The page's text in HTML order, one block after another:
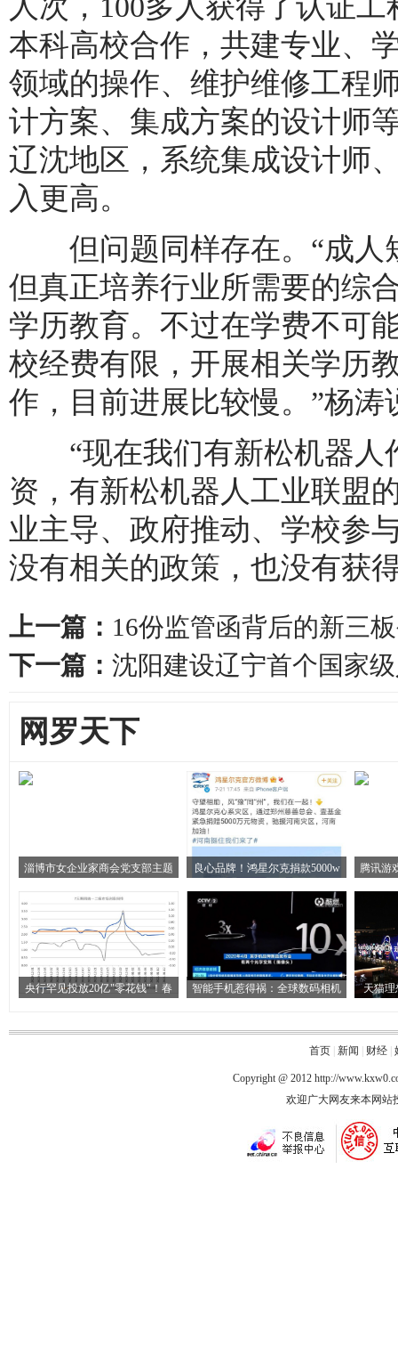
人次，100多人获得了认证
本科高校合作，共建专业、
领域的操作、维护维修工程
计方案、集成方案的设计师
辽沈地区，系统集成设计师
入更高。
但问题同样存在。“成人
但真正培养行业所需要的综
学历教育。不过在学费不可
校经费有限，开展相关学历
作，目前进展比较慢。”杨涛
“现在我们有新松机器人
资，有新松机器人工业联盟
业主导、政府推动、学校参
没有相关的政策，也没有获
上一篇： 16份监管函背后的新三
下一篇： 沈阳建设辽宁首个国家
网罗天下
淄博市女企业家商会党支部主题 良心品牌！鸿星尔克捐款5000w 腾讯游
央行罕见投放20亿"零花钱"！春 智能手机惹得祸：全球数码相机 天猫理
首页| 新闻 财经|
Copyright @ 2012 http://
欢迎广大网友来本网站